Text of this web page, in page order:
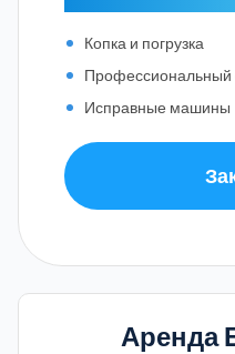
Копка и погрузка
Профессиональный
Исправные машины
Аренда